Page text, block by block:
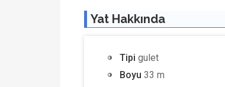
Yat Hakkında
Tipi gulet
Boyu 33 m